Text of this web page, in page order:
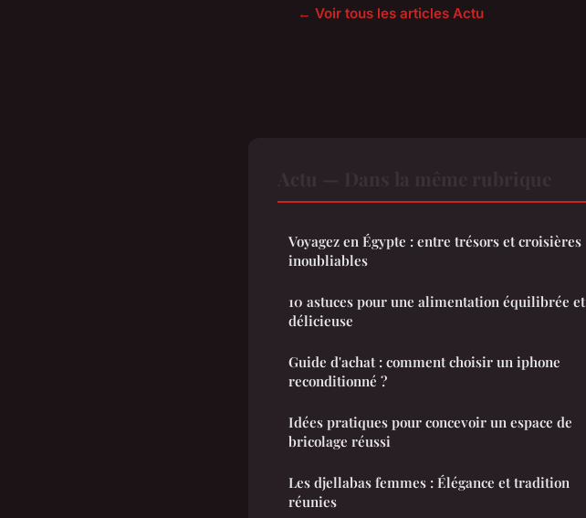
← Voir tous les articles Actu
Voyagez en Égypte : entre trésors et croisières
inoubliables
10 astuces pour une alimentation équilibrée et
délicieuse
Guide d'achat : comment choisir un iphone
reconditionné ?
Idées pratiques pour concevoir un espace de
bricolage réussi
Les djellabas femmes : Élégance et tradition
réunies